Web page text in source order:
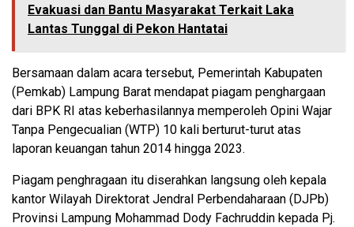
Evakuasi dan Bantu Masyarakat Terkait Laka
Lantas Tunggal di Pekon Hantatai
Bersamaan dalam acara tersebut, Pemerintah Kabupaten
(Pemkab) Lampung Barat mendapat piagam penghargaan
dari BPK RI atas keberhasilannya memperoleh Opini Wajar
Tanpa Pengecualian (WTP) 10 kali berturut-turut atas
laporan keuangan tahun 2014 hingga 2023.
Piagam penghragaan itu diserahkan langsung oleh kepala
kantor Wilayah Direktorat Jendral Perbendaharaan (DJPb)
Provinsi Lampung Mohammad Dody Fachruddin kepada Pj.